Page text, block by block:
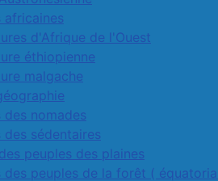
africaines
d'Afrique de l'Ouest
éthiopienne
malgache
des nomades
des sédentaires
peuples des plaines
des peuples de la forêt (